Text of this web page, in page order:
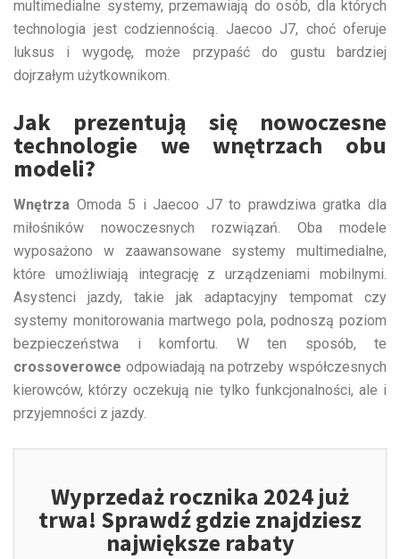
multimedialne systemy, przemawiają do osób, dla których
technologia jest codziennością. Jaecoo J7, choć oferuje
luksus i wygodę, może przypaść do gustu bardziej
dojrzałym użytkownikom.
Jak prezentują się nowoczesne
technologie we wnętrzach obu
modeli?
Wnętrza Omoda 5 i Jaecoo J7 to prawdziwa gratka dla
miłośników nowoczesnych rozwiązań. Oba modele
wyposażono w zaawansowane systemy multimedialne,
które umożliwiają integrację z urządzeniami mobilnymi.
Asystenci jazdy, takie jak adaptacyjny tempomat czy
systemy monitorowania martwego pola, podnoszą poziom
bezpieczeństwa i komfortu. W ten sposób, te
crossoverowce odpowiadają na potrzeby współczesnych
kierowców, którzy oczekują nie tylko funkcjonalności, ale i
przyjemności z jazdy.
Wyprzedaż rocznika 2024 już
trwa! Sprawdź gdzie znajdziesz
największe rabaty